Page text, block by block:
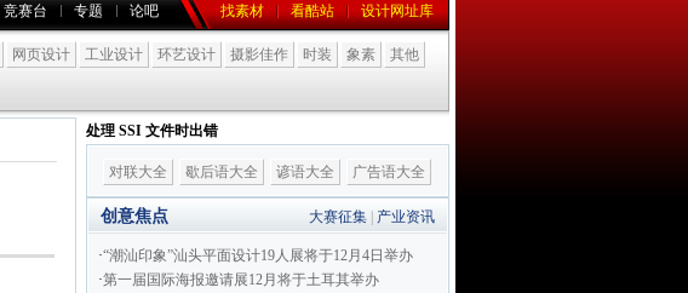
竞赛台 专题 论吧 找素材 看酷站 设计网址库
网页设计 工业设计 环艺设计 摄影佳作 时装 象素
其他
处理 SSI 文件时出错
对联大全 歇后语大全 谚语大全 广告语大全
创意焦点 大赛征集 产业资讯
·“潮汕印象”汕头平面设计19人展将于12月4日举办
·第一届国际海报邀请展12月将于土耳其举办